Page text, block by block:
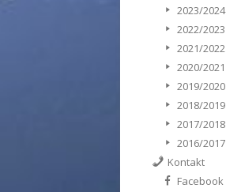
2023/2024
2022/2023
2021/2022
2020/2021
2019/2020
2018/2019
2017/2018
2016/2017
Kontakt
Facebook